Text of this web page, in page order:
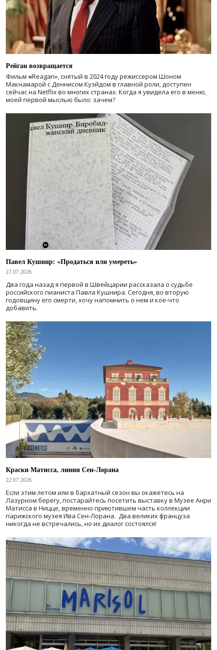
Рейган возвращается
Фильм «Reagan», снятый в 2024 годурежиссером Шоном
Макнамарой с Деннисом Куэйдом в главной роли, доступен
сейчас на Netflix во многих странах. Когда я увидела его в меню,
моей первой мыслью было: зачем?
Павел Кушнир: «Продаться или умереть»
27.07.2026
Два года назад я первой в Швейцарии рассказала о судьбе
российского пианиста Павла Кушнира. Сегодня, во вторую
годовщину его смерти, хочу напомнить о нем и кое-что
добавить.
Краски Матисса, линии Сен-Лорана
22.07.2026
Если этим летом или в бархатный сезон вы окажетесь на
Лазурном берегу, постарайтесь посетить выставку в Музее Анри
Матисса в Ницце, временно приютившем часть коллекции
парижского музея Ива Сен-Лорана. Два великих француза
никогда не встречались, но их диалог состоялся!